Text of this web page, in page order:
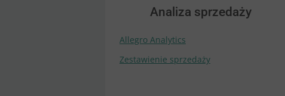
Analiza sprzedaży
Allegro Analytics
Zestawienie sprzedaży